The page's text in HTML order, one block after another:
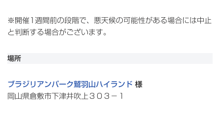
※開催1週間前の段階で、悪天候の可能性がある場合には中止
と判断する場合がございます。
場所
ブラジリアンパーク鷲羽山ハイランド 様
岡山県倉敷市下津井吹上３０３−１